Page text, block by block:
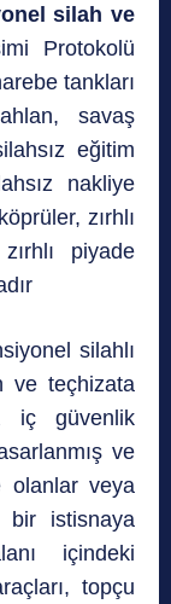
silah ve
Protokolü
tankları
savaş
eğitim
nakliye
zırhlı
piyade
silahlı
ve teçhizata
iç güvenlik
ve
olanlar veya
bir istisnaya
içindeki
topçu